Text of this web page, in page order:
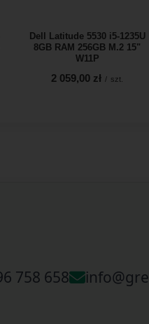
Dell Latitude 5530 i5-1235U
8GB RAM 256GB M.2 15"
W11P
2 059,00 zł / szt.
758 658